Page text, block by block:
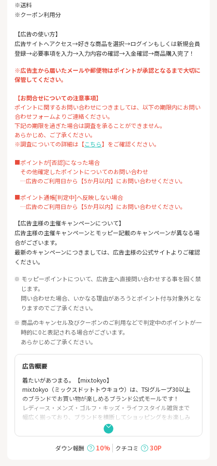
※送料
※クーポン利用分
【広告の使い方】
広告サイトへアクセス→好きな商品を選択→ログインもしくは新規会員
登録→必要事項を入力→入力内容の確認→入金確認→商品購入完了！
※広告主から届いたメールや郵便物はポイントが承認となるまで大切に
保管してください。
【お問合せについての注意事項】
ポイントに関するお問い合わせにつきましては、以下の期限内にお問い
合わせフォームよりご連絡ください。
下記の期限を過ぎた場合は調査を承ることができません。
あらかじめ、ご了承ください。
※調査についての詳細は【こちら】をご確認ください。
■ポイントが[否認]になった場合
その他確定したポイントについてのお問い合わせ
…広告のご利用日から【5か月以内】にお問い合わせください。
■ポイント通帳[判定中]へ反映しない場合
…広告のご利用日から【5か月以内】にお問い合わせください。
【広告主様の主催キャンペーンについて】
広告主様の主催キャンペーンとモッピー記載のキャンペーンが異なる場
合がございます。
最新のキャンペーンにつきましては、広告主様の公式サイトよりご確認
ください。
※ モッピーポイントについて、広告主へ直接問い合わせする事を固く禁
じます。
問い合わせた場合、いかなる理由があろうとポイント付与対象外とな
りますのでご了承ください。
※ 商品のキャンセル及びクーポンのご利用などで判定中のポイントが一
時的に0と表記される場合がございます。
あらかじめご了承ください。
広告概要
着たいがあつまる。【mix.tokyo】
mix.tokyo（ミックスドットトウキョウ）は、TSIグループ30以上
のブランドでお買い物が楽しめるブランド公式モールです！
レディース・メンズ・ゴルフ・キッズ・ライフスタイル雑貨まで
幅広く揃っており、ブランドを横断してショッピングをお楽しみ
主なブランド：「NATURAL BEAUTY BASIC」「NANO universe」
「PROPORTION BODY DRESSING」「JILL by JILL STUART」「AV
ダウン報酬 10% クチコミ 30P